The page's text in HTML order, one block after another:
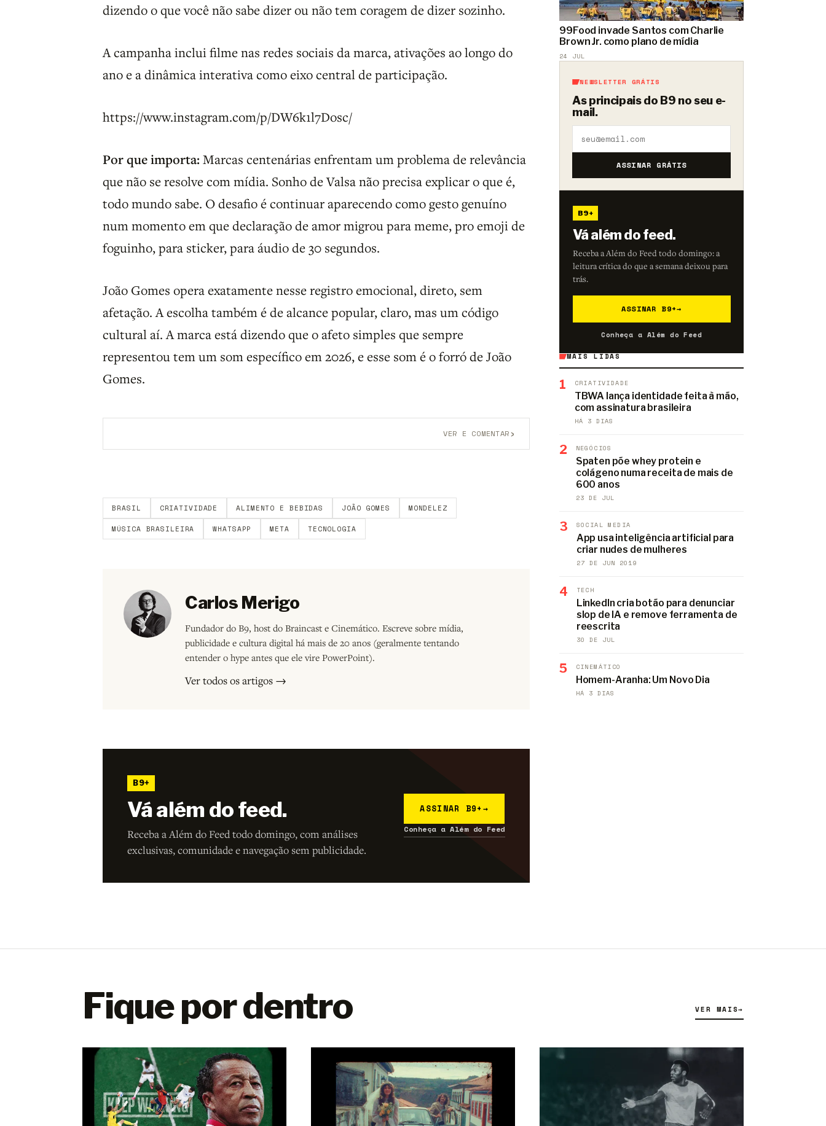
dizendo o que você não sabe dizer ou não tem coragem de dizer sozinho.
A campanha inclui filme nas redes sociais da marca, ativações ao longo do
ano e a dinâmica interativa como eixo central de participação.
https://www.instagram.com/p/DW6k1l7Dosc/
Por que importa: Marcas centenárias enfrentam um problema de relevância
que não se resolve com mídia. Sonho de Valsa não precisa explicar o que é,
todo mundo sabe. O desafio é continuar aparecendo como gesto genuíno
num momento em que declaração de amor migrou para meme, pro emoji de
foguinho, para sticker, para áudio de 30 segundos.
João Gomes opera exatamente nesse registro emocional, direto, sem
afetação. A escolha também é de alcance popular, claro, mas um código
cultural aí. A marca está dizendo que o afeto simples que sempre
representou tem um som específico em 2026, e esse som é o forró de João
Gomes.
VER E COMENTAR›
BRASIL CRIATIVIDADE ALIMENTO E BEBIDAS JOÃO GOMES MONDELEZ
MÚSICA BRASILEIRA WHATSAPP META TECNOLOGIA
Carlos Merigo
Fundador do B9, host do Braincast e Cinemático. Escreve sobre mídia,
publicidade e cultura digital há mais de 20 anos (geralmente tentando
entender o hype antes que ele vire PowerPoint).
Ver todos os artigos →
B9+
Vá além do feed.
Receba a Além do Feed todo domingo, com análises
exclusivas, comunidade e navegação sem publicidade.
ASSINAR B9+ →
Conheça a Além do Feed
99Food invade Santos com Charlie
Brown Jr. como plano de mídia
24 JUL
NEWSLETTER GRÁTIS
As principais do B9 no seu e-
mail.
ASSINAR GRÁTIS
B9+
Vá além do feed.
Receba a Além do Feed todo domingo: a
leitura crítica do que a semana deixou para
trás.
ASSINAR B9+→
Conheça a Além do Feed
MAIS LIDAS
1 CRIATIVIDADE
TBWA lança identidade feita à mão,
com assinatura brasileira
HÁ 3 DIAS
2 NEGÓCIOS
Spaten põe whey protein e
colágeno numa receita de mais de
600 anos
23 DE JUL
3 SOCIAL MEDIA
App usa inteligência artificial para
criar nudes de mulheres
27 DE JUN 2019
4 TECH
LinkedIn cria botão para denunciar
slop de IA e remove ferramenta de
reescrita
30 DE JUL
5 CINEMÁTICO
Homem-Aranha: Um Novo Dia
HÁ 3 DIAS
Fique por dentro VER MAIS→